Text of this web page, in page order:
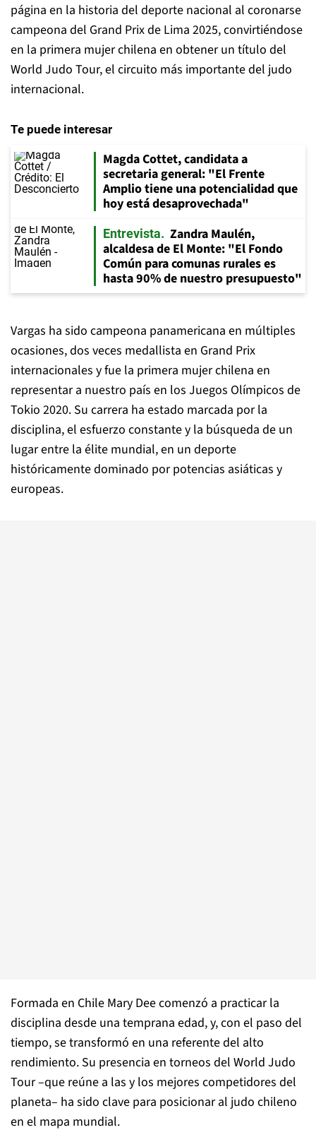
página en la historia del deporte nacional al coronarse
campeona del Grand Prix de Lima 2025, convirtiéndose
en la primera mujer chilena en obtener un título del
World Judo Tour, el circuito más importante del judo
internacional.
Te puede interesar
Magda Cottet, candidata a
secretaria general: "El Frente
Amplio tiene una potencialidad que
hoy está desaprovechada"
Entrevista
Zandra Maulén,
alcaldesa de El Monte: "El Fondo
Común para comunas rurales es
hasta 90% de nuestro presupuesto"
Vargas ha sido campeona panamericana en múltiples
ocasiones, dos veces medallista en Grand Prix
internacionales y fue la primera mujer chilena en
representar a nuestro país en los Juegos Olímpicos de
Tokio 2020. Su carrera ha estado marcada por la
disciplina, el esfuerzo constante y la búsqueda de un
lugar entre la élite mundial, en un deporte
históricamente dominado por potencias asiáticas y
europeas.
Formada en Chile Mary Dee comenzó a practicar la
disciplina desde una temprana edad, y, con el paso del
tiempo, se transformó en una referente del alto
rendimiento. Su presencia en torneos del World Judo
Tour –que reúne a las y los mejores competidores del
planeta– ha sido clave para posicionar al judo chileno
en el mapa mundial.